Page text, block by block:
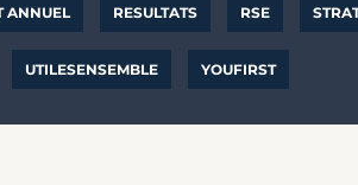
ANNUEL RESULTATS RSE
UTILESENSEMBLE YOUFIRST